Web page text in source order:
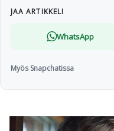
JAA ARTIKKELI
WhatsApp
Myös Snapchatissa